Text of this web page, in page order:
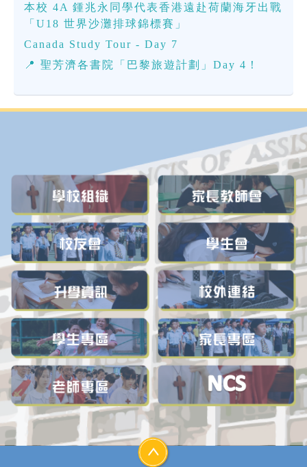
本校 4A 鍾兆永同學代表香港遠赴荷蘭海牙出戰
「U18 世界沙灘排球錦標賽」
Canada Study Tour - Day 7
📍 聖芳濟各書院「巴黎旅遊計劃」Day 4！